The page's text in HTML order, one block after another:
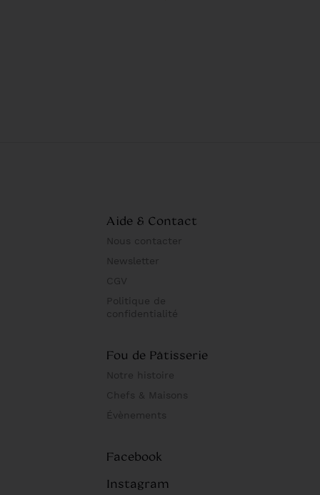
Aide & Contact
Nous contacter
Newsletter
CGV
Politique de
confidentialité
Fou de Pâtisserie
Notre histoire
Chefs & Maisons
Évènements
Facebook
Instagram